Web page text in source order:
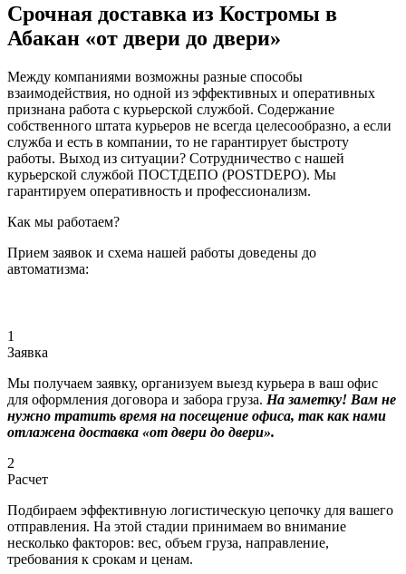
Срочная доставка из Костромы в
Абакан «от двери до двери»
Между компаниями возможны разные способы
взаимодействия, но одной из эффективных и оперативных
признана работа с курьерской службой. Содержание
собственного штата курьеров не всегда целесообразно, а если
служба и есть в компании, то не гарантирует быстроту
работы. Выход из ситуации? Сотрудничество с нашей
курьерской службой ПОСТДЕПО (POSTDEPO). Мы
гарантируем оперативность и профессионализм.
Как мы работаем?
Прием заявок и схема нашей работы доведены до
автоматизма:
1
Заявка
Мы получаем заявку, организуем выезд курьера в ваш офис
для оформления договора и забора груза. На заметку! Вам не
нужно тратить время на посещение офиса, так как нами
отлажена доставка «от двери до двери».
2
Расчет
Подбираем эффективную логистическую цепочку для вашего
отправления. На этой стадии принимаем во внимание
несколько факторов: вес, объем груза, направление,
требования к срокам и ценам.